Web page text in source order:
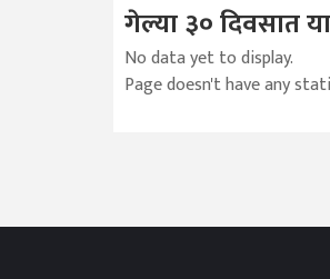
गेल्या ३० दिवसात
No data yet to display.
Page doesn't have any